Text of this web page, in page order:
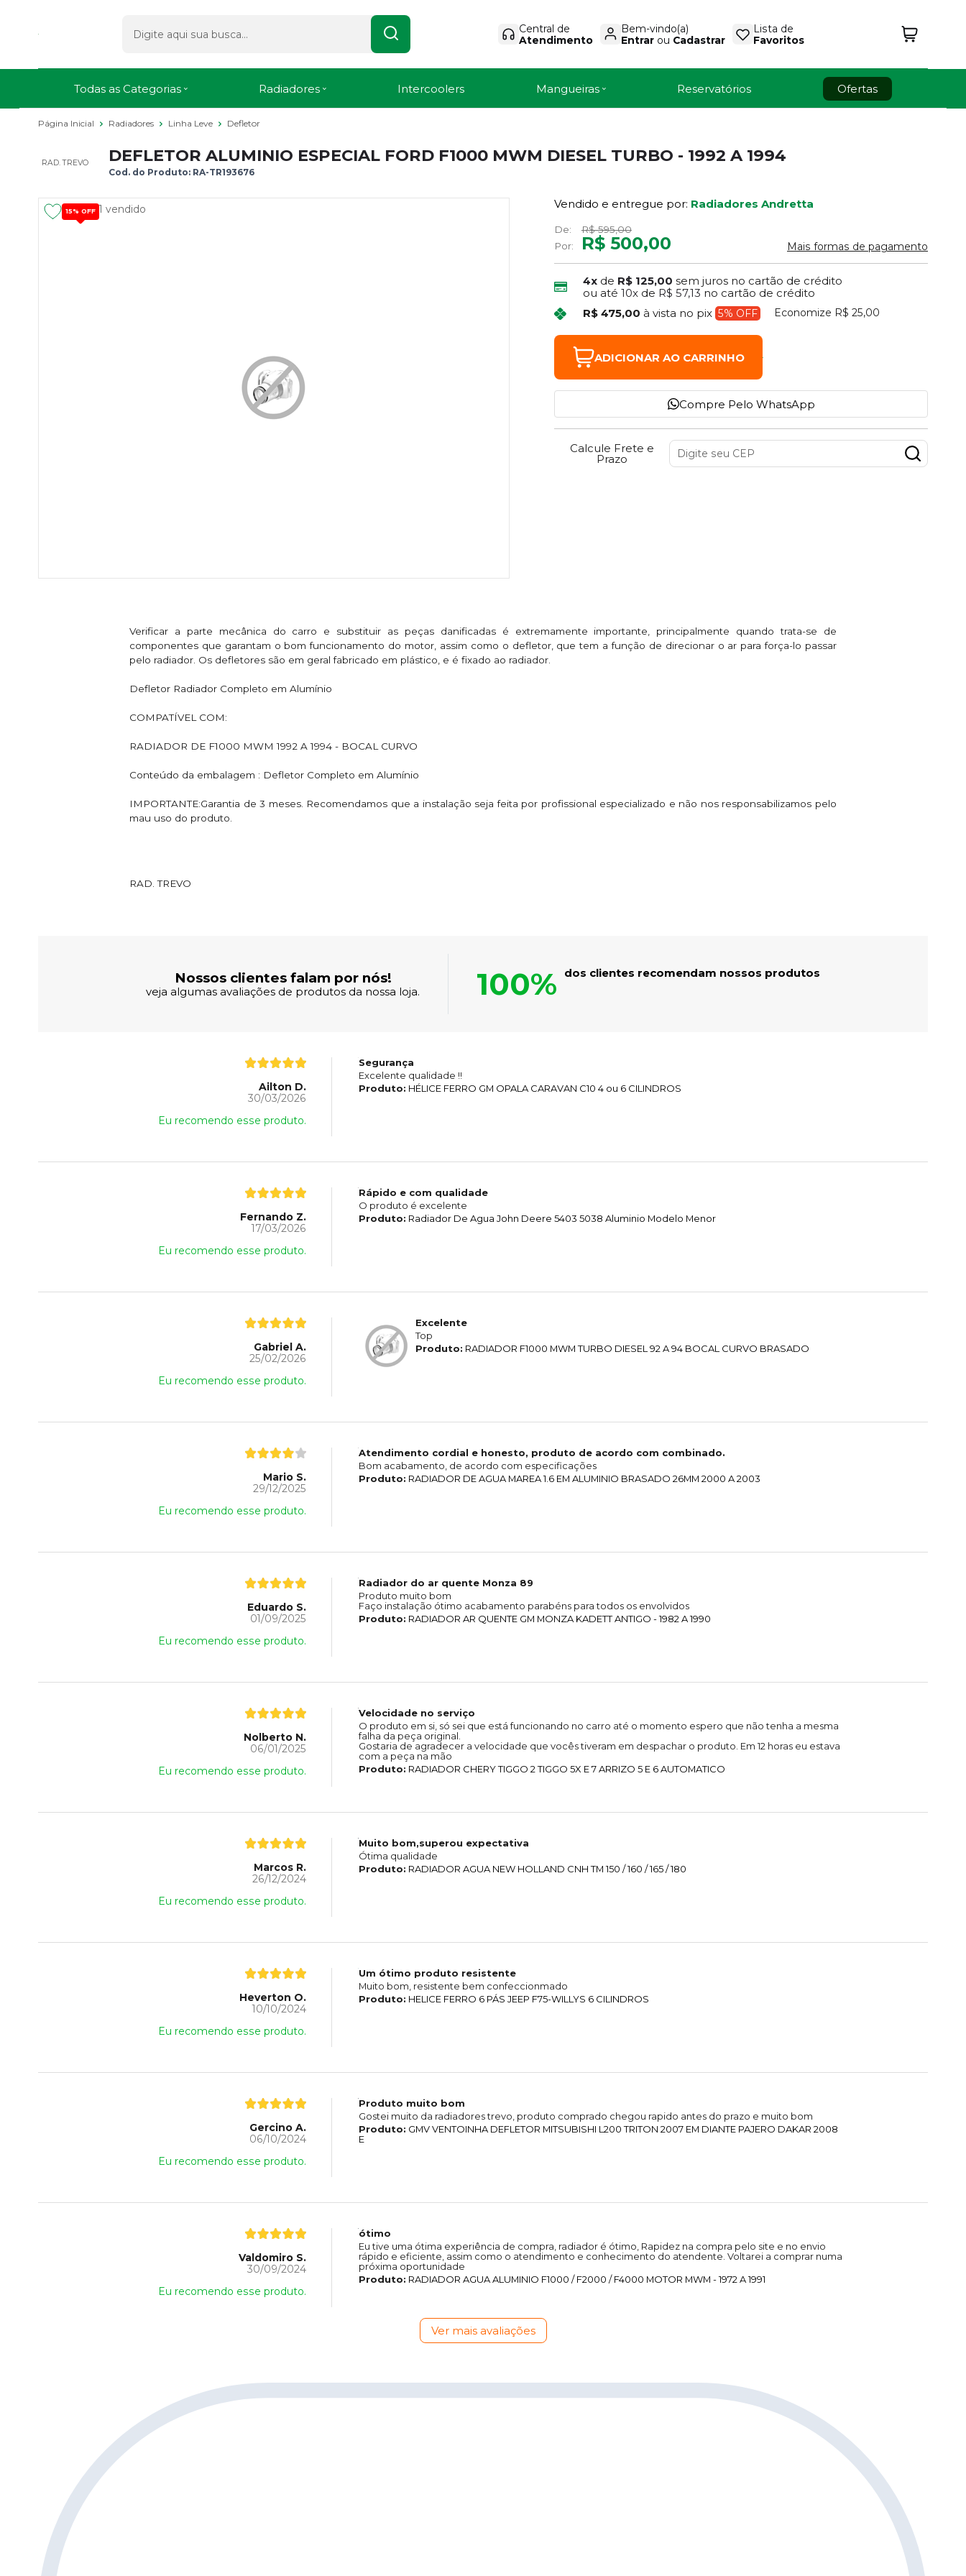
Central de
Atendimento
Bem-vindo(a)
Entrarou Cadastrar
Lista de
Favoritos
Todas as Categorias Radiadores Intercoolers Mangueiras Reservatórios Ofertas
Página Inicial Radiadores Linha Leve Defletor
RAD. TREVO DEFLETOR ALUMINIO ESPECIAL FORD F1000 MWM DIESEL TURBO - 1992 A 1994
Cod. do Produto: RA-TR193676
15% OFF 1 vendido Vendido e entregue por: Radiadores Andretta
De:
R$ 595,00
Por:
R$ 500,00 Mais formas de pagamento
4x de R$ 125,00 sem juros no cartão de crédito
ou até10x de R$ 57,13 no cartão de crédito
R$ 475,00 à vista no pix 5% OFF Economize R$ 25,00
ADICIONAR AO CARRINHO
Compre Pelo WhatsApp
Calcule Frete e
Prazo
Verificar a parte mecânica do carro e substituir as peças danificadas é extremamente importante, principalmente quando trata-se de
componentes que garantam o bom funcionamento do motor, assim como o defletor, que tem a função de direcionar o ar para força-lo passar
pelo radiador. Os defletores são em geral fabricado em plástico, e é fixado ao radiador.
Defletor Radiador Completo em Alumínio
COMPATÍVEL COM:
RADIADOR DE F1000 MWM 1992 A 1994 - BOCAL CURVO
Conteúdo da embalagem : Defletor Completo em Alumínio
IMPORTANTE:Garantia de 3 meses. Recomendamos que a instalação seja feita por profissional especializado e não nos responsabilizamos pelo
mau uso do produto.
RAD. TREVO
Nossos clientes falam por nós!
veja algumas avaliações de produtos da nossa loja. 100% dos clientes recomendam nossos produtos
Ailton D.
30/03/2026
Eu recomendo esse produto.
Segurança
Excelente qualidade !!
Produto: HÉLICE FERRO GM OPALA CARAVAN C10 4 ou 6 CILINDROS
Fernando Z.
17/03/2026
Eu recomendo esse produto.
Rápido e com qualidade
O produto é excelente
Produto: Radiador De Agua John Deere 5403 5038 Aluminio Modelo Menor
Gabriel A.
25/02/2026
Eu recomendo esse produto.
Excelente
Top
Produto: RADIADOR F1000 MWM TURBO DIESEL 92 A 94 BOCAL CURVO BRASADO
Mario S.
29/12/2025
Eu recomendo esse produto.
Atendimento cordial e honesto, produto de acordo com combinado.
Bom acabamento, de acordo com especificações
Produto: RADIADOR DE AGUA MAREA 1.6 EM ALUMINIO BRASADO 26MM 2000 A 2003
Eduardo S.
01/09/2025
Eu recomendo esse produto.
Radiador do ar quente Monza 89
Produto muito bom
Faço instalação ótimo acabamento parabéns para todos os envolvidos
Produto: RADIADOR AR QUENTE GM MONZA KADETT ANTIGO - 1982 A 1990
Nolberto N.
06/01/2025
Eu recomendo esse produto.
Velocidade no serviço
O produto em si, só sei que está funcionando no carro até o momento espero que não tenha a mesma
falha da peça original.
Gostaria de agradecer a velocidade que vocês tiveram em despachar o produto. Em 12 horas eu estava
com a peça na mão
Produto: RADIADOR CHERY TIGGO 2 TIGGO 5X E 7 ARRIZO 5 E 6 AUTOMATICO
Marcos R.
26/12/2024
Eu recomendo esse produto.
Muito bom,superou expectativa
Ótima qualidade
Produto: RADIADOR AGUA NEW HOLLAND CNH TM 150 / 160 / 165 / 180
Heverton O.
10/10/2024
Eu recomendo esse produto.
Um ótimo produto resistente
Muito bom, resistente bem confeccionmado
Produto: HELICE FERRO 6 PÁS JEEP F75-WILLYS 6 CILINDROS
Gercino A.
06/10/2024
Eu recomendo esse produto.
Produto muito bom
Gostei muito da radiadores trevo, produto comprado chegou rapido antes do prazo e muito bom
Produto: GMV VENTOINHA DEFLETOR MITSUBISHI L200 TRITON 2007 EM DIANTE PAJERO DAKAR 2008
E
Valdomiro S.
30/09/2024
Eu recomendo esse produto.
ótimo
Eu tive uma ótima experiência de compra, radiador é ótimo, Rapidez na compra pelo site e no envio
rápido e eficiente, assim como o atendimento e conhecimento do atendente. Voltarei a comprar numa
próxima oportunidade
Produto: RADIADOR AGUA ALUMINIO F1000 / F2000 / F4000 MOTOR MWM - 1972 A 1991
Ver mais avaliações